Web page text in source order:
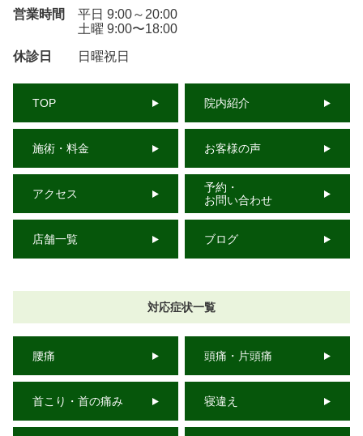
営業時間
平日 9:00～20:00
土曜 9:00〜18:00
休診日
日曜祝日
TOP 院内紹介
施術・料金 お客様の声
アクセス
予約・
お問い合わせ
店舗一覧 ブログ
対応症状一覧
腰痛 頭痛・片頭痛
首こり・首の痛み 寝違え